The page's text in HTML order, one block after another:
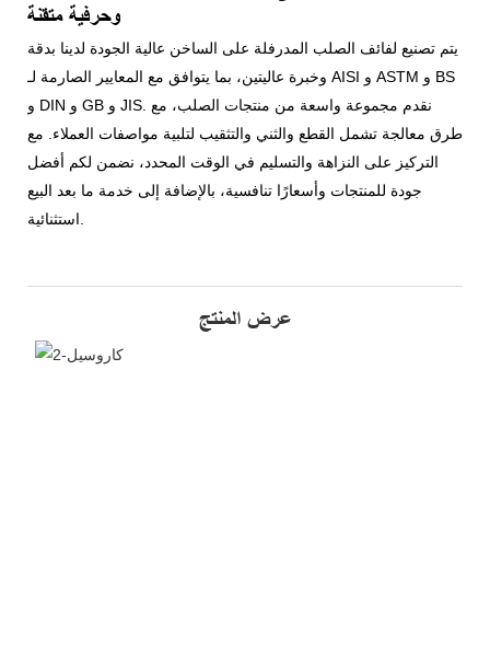
وحرفية متقنة
يتم تصنيع لفائف الصلب المدرفلة على الساخن عالية الجودة لدينا بدقة
وخبرة عاليتين، بما يتوافق مع المعايير الصارمة لـ AISI و ASTM و BS
و DIN و GB و JIS. نقدم مجموعة واسعة من منتجات الصلب، مع
طرق معالجة تشمل القطع والثني والتثقيب لتلبية مواصفات العملاء. مع
التركيز على النزاهة والتسليم في الوقت المحدد، نضمن لكم أفضل
جودة للمنتجات وأسعارًا تنافسية، بالإضافة إلى خدمة ما بعد البيع
عرض المنتج